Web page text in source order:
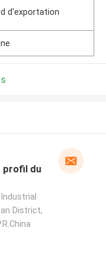
d'exportation
profil du
District,